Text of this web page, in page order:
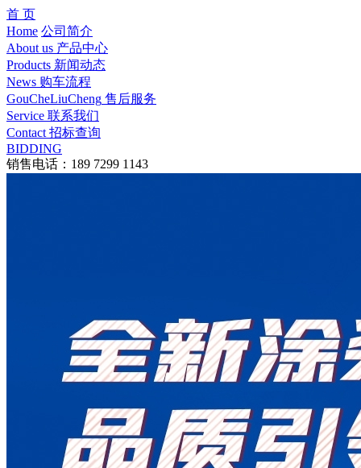
首 页
Home 公司简介
About us 产品中心
Products 新闻动态
News 购车流程
GouCheLiuCheng 售后服务
Service 联系我们
Contact 招标查询
BIDDING
销售电话：189 7299 1143